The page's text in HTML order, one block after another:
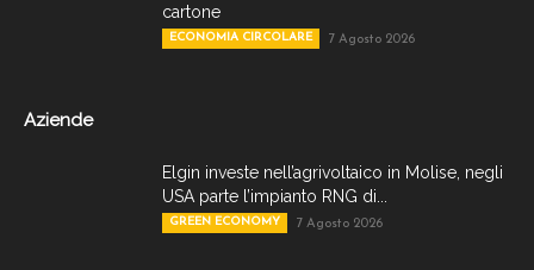
cartone
ECONOMIA CIRCOLARE 7 Agosto 2026
Aziende
Elgin investe nell’agrivoltaico in Molise, negli
USA parte l’impianto RNG di...
GREEN ECONOMY 7 Agosto 2026